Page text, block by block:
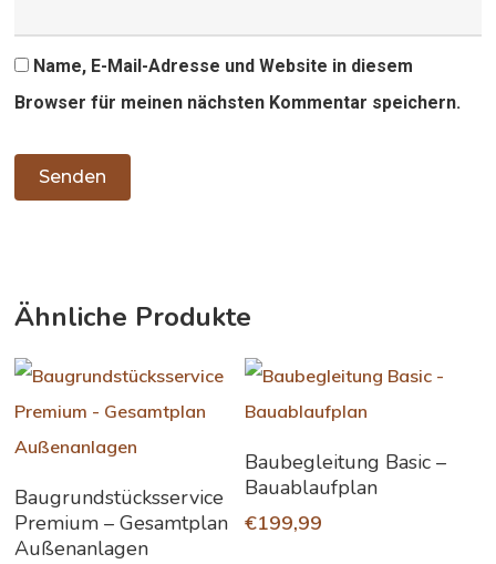
Name, E-Mail-Adresse und Website in diesem
Browser für meinen nächsten Kommentar speichern.
Ähnliche Produkte
In Den Warenkorb
Baugrundstücksservice
Premium – Gesamtplan
Außenanlagen
In Den Warenkorb
Baubegleitung Basic –
Bauablaufplan
€199,99